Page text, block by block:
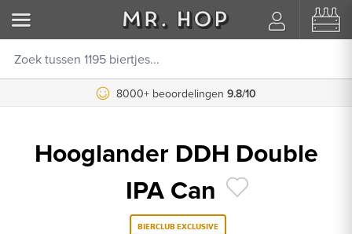
8000+ beoordelingen 9.8/10
Hooglander DDH Double
IPA Can
BIERCLUB EXCLUSIVE